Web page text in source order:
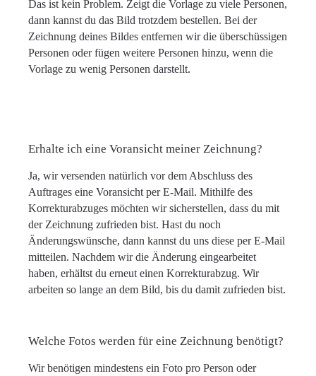
Das ist kein Problem. Zeigt die Vorlage zu viele Personen,
dann kannst du das Bild trotzdem bestellen. Bei der
Zeichnung deines Bildes entfernen wir die überschüssigen
Personen oder fügen weitere Personen hinzu, wenn die
Vorlage zu wenig Personen darstellt.
Erhalte ich eine Voransicht meiner Zeichnung?
Ja, wir versenden natürlich vor dem Abschluss des
Auftrages eine Voransicht per E-Mail. Mithilfe des
Korrekturabzuges möchten wir sicherstellen, dass du mit
der Zeichnung zufrieden bist. Hast du noch
Änderungswünsche, dann kannst du uns diese per E-Mail
mitteilen. Nachdem wir die Änderung eingearbeitet
haben, erhältst du erneut einen Korrekturabzug. Wir
arbeiten so lange an dem Bild, bis du damit zufrieden bist.
Welche Fotos werden für eine Zeichnung benötigt?
Wir benötigen mindestens ein Foto pro Person oder